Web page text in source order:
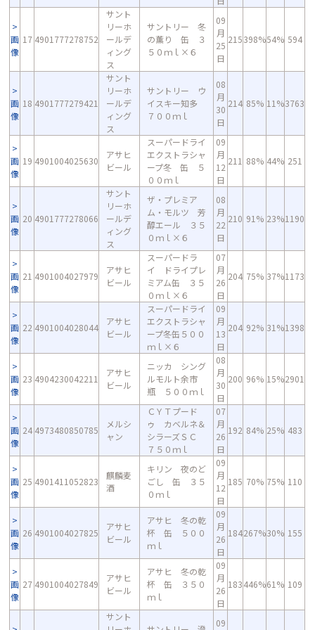
画
像
17 4901777278752
サント
リーホ
ールデ
ィング
ス
サントリー 冬
の薫り 缶 ３
５０ｍｌ×６
09
月
25
日
215398%54% 594
画
像
18 4901777279421
サント
リーホ
ールデ
ィング
ス
サントリー ウ
イスキー知多
７００ｍｌ
08
月
30
日
214 85% 11%3763
画
像
19 4901004025630
アサヒ
ビール
スーパードライ
エクストラシャ
ープ冬 缶 ５
００ｍｌ
09
月
12
日
211 88% 44% 251
画
像
20 4901777278066
サント
リーホ
ールデ
ィング
ス
ザ・プレミア
ム・モルツ 芳
醇エール ３５
０ｍｌ×６
08
月
22
日
210 91% 23%1190
画
像
21 4901004027979
アサヒ
ビール
スーパードラ
イ ドライプレ
ミアム缶 ３５
０ｍｌ×６
07
月
26
日
204 75% 37%1173
画
像
22 4901004028044
アサヒ
ビール
スーパードライ
エクストラシャ
ープ冬缶５００
ｍｌ×６
09
月
13
日
204 92% 31%1398
画
像
23 4904230042211
アサヒ
ビール
ニッカ シング
ルモルト余市
瓶 ５００ｍｌ
08
月
30
日
200 96% 15%2901
画
像
24 4973480850785
メルシ
ャン
ＣＹＴプード
ゥ カベルネ＆
シラーズＳＣ
７５０ｍｌ
07
月
26
日
192 84% 25% 483
画
像
25 4901411052823
麒麟麦
酒
キリン 夜のど
ごし 缶 ３５
０ｍｌ
09
月
12
日
185 70% 75% 110
画
像
26 4901004027825
アサヒ
ビール
アサヒ 冬の乾
杯 缶 ５００
ｍｌ
09
月
26
日
184267%30% 155
画
像
27 4901004027849
アサヒ
ビール
アサヒ 冬の乾
杯 缶 ３５０
ｍｌ
09
月
26
日
183446%61% 109
サント
09